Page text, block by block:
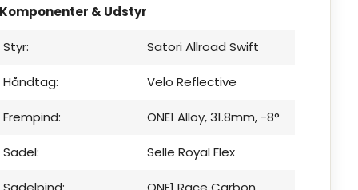
Komponenter & Udstyr
Styr: Satori Allroad Swift
Håndtag: Velo Reflective
Frempind: ONE1 Alloy, 31.8mm, -8°
Sadel: Selle Royal Flex